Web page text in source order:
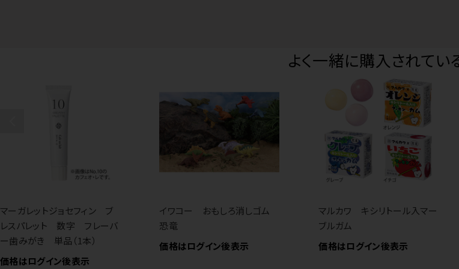
よく一緒に購入されてい
マーガレットジョセフィン ブ
レスパレット 数字 フレーバ
ー歯みがき 単品（1本）
価格はログイン後表示
イワコー おもしろ消しゴム
恐竜
価格はログイン後表示
マルカワ キシリトール入マー
ブルガム
価格はログイン後表示